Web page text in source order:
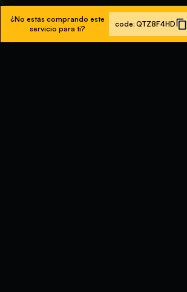
¿No estás comprando este
servicio para ti?
code: QTZ8F4HD